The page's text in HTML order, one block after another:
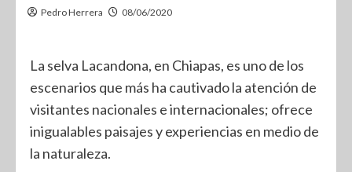
Pedro Herrera 08/06/2020
La selva Lacandona, en Chiapas, es uno de los
escenarios que más ha cautivado la atención de
visitantes nacionales e internacionales; ofrece
inigualables paisajes y experiencias en medio de
la naturaleza.